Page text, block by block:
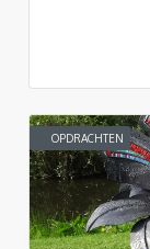
OPDRACHTEN